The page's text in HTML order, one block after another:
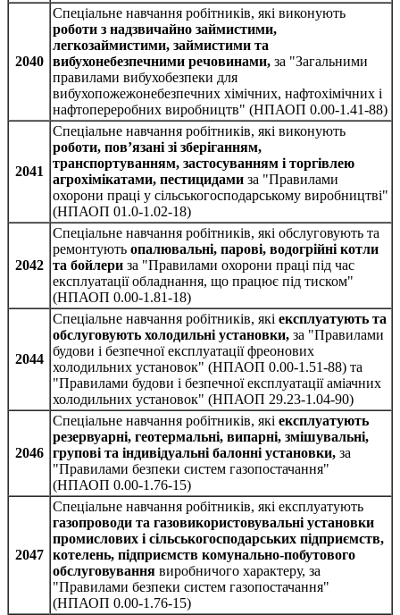
2040
Спеціальне навчання робітників, які виконують
роботи з надзвичайно займистими,
легкозаймистими, займистими та
вибухонебезпечними речовинами, за "Загальними
правилами вибухобезпеки для
вибухопожежонебезпечних хімічних, нафтохімічних і
нафтопереробних виробництв" (НПАОП 0.00-1.41-88)
2041
Спеціальне навчання робітників, які виконують
роботи, пов’язані зі зберіганням,
транспортуванням, застосуванням і торгівлею
агрохімікатами, пестицидами за "Правилами
охорони праці у сільськогосподарському виробництві"
(НПАОП 01.0-1.02-18)
2042
Спеціальне навчання робітників, які обслуговують та
ремонтують опалювальні, парові, водогрійні котли
та бойлери за "Правилами охорони праці під час
експлуатації обладнання, що працює під тиском"
(НПАОП 0.00-1.81-18)
2044
Спеціальне навчання робітників, які експлуатують та
обслуговують холодильні установки, за "Правилами
будови і безпечної експлуатації фреонових
холодильних установок" (НПАОП 0.00‑1.51‑88) та
"Правилами будови і безпечної експлуатації аміачних
холодильних установок" (НПАОП 29.23‑1.04‑90)
2046
Спеціальне навчання робітників, які експлуатують
резервуарні, геотермальні, випарні, змішувальні,
групові та індивідуальні балонні установки, за
"Правилами безпеки систем газопостачання"
(НПАОП 0.00-1.76-15)
2047
Спеціальне навчання робітників, які експлуатують
газопроводи та газовикористовувальні установки
промислових і сільськогосподарських підприємств,
котелень, підприємств комунально-побутового
обслуговування виробничого характеру, за
"Правилами безпеки систем газопостачання"
(НПАОП 0.00-1.76-15)